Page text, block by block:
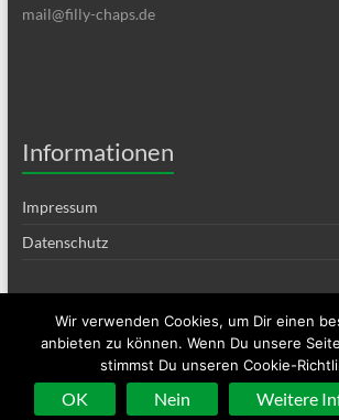
mail@filly-chaps.de
Informationen
Impressum
Datenschutz
Copyright © 2026Filly Chaps – Waldsolms. Alle
Spaciousvon ThemeGrill. Präsentiert von:
Impressum
Datenschutz
Wir verwenden Cookies, um Dir einen
anbieten zu können. Wenn Du unsere
stimmst Du unseren Cookie-
OK Nein Weitere